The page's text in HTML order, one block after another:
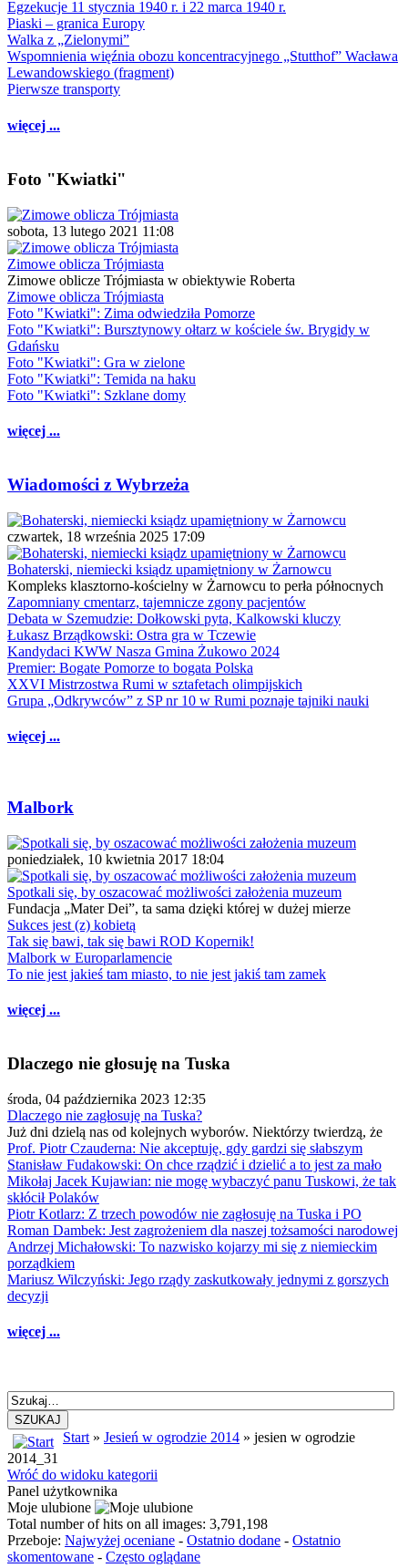
Egzekucje 11 stycznia 1940 r. i 22 marca 1940 r.
Piaski – granica Europy
Walka z „Zielonymi”
Wspomnienia więźnia obozu koncentracyjnego „Stutthof” Wacława
Lewandowskiego (fragment)
Pierwsze transporty
więcej ...
Foto "Kwiatki"
sobota, 13 lutego 2021 11:08
Zimowe oblicza Trójmiasta
Zimowe oblicze Trójmiasta w obiektywie Roberta
Zimowe oblicza Trójmiasta
Foto "Kwiatki": Zima odwiedziła Pomorze
Foto "Kwiatki": Bursztynowy ołtarz w kościele św. Brygidy w
Gdańsku
Foto "Kwiatki": Gra w zielone
Foto "Kwiatki": Temida na haku
Foto "Kwiatki": Szklane domy
więcej ...
Wiadomości z Wybrzeża
czwartek, 18 września 2025 17:09
Bohaterski, niemiecki ksiądz upamiętniony w Żarnowcu
Kompleks klasztorno-kościelny w Żarnowcu to perła północnych
Zapomniany cmentarz, tajemnicze zgony pacjentów
Debata w Szemudzie: Dołkowski pyta, Kalkowski kluczy
Łukasz Brządkowski: Ostra gra w Tczewie
Kandydaci KWW Nasza Gmina Żukowo 2024
Premier: Bogate Pomorze to bogata Polska
XXVI Mistrzostwa Rumi w sztafetach olimpijskich
Grupa „Odkrywców” z SP nr 10 w Rumi poznaje tajniki nauki
więcej ...
Malbork
poniedziałek, 10 kwietnia 2017 18:04
Spotkali się, by oszacować możliwości założenia muzeum
Fundacja „Mater Dei”, ta sama dzięki której w dużej mierze
Sukces jest (z) kobietą
Tak się bawi, tak się bawi ROD Kopernik!
Malbork w Europarlamencie
To nie jest jakieś tam miasto, to nie jest jakiś tam zamek
więcej ...
Dlaczego nie głosuję na Tuska
środa, 04 października 2023 12:35
Dlaczego nie zagłosuję na Tuska?
Już dni dzielą nas od kolejnych wyborów. Niektórzy twierdzą, że
Prof. Piotr Czauderna: Nie akceptuję, gdy gardzi się słabszym
Stanisław Fudakowski: On chce rządzić i dzielić a to jest za mało
Mikołaj Jacek Kujawian: nie mogę wybaczyć panu Tuskowi, że tak
skłócił Polaków
Piotr Kotlarz: Z trzech powodów nie zagłosuję na Tuska i PO
Roman Dambek: Jest zagrożeniem dla naszej tożsamości narodowej
Andrzej Michałowski: To nazwisko kojarzy mi się z niemieckim
porządkiem
Mariusz Wilczyński: Jego rządy zaskutkowały jednymi z gorszych
decyzji
więcej ...
SZUKAJ
Start » Jesień w ogrodzie 2014 » jesien w ogrodzie
2014_31
Wróć do widoku kategorii
Panel użytkownika
Moje ulubione
Total number of hits on all images: 3,791,198
Przeboje: Najwyżej oceniane - Ostatnio dodane - Ostatnio
skomentowane - Często oglądane